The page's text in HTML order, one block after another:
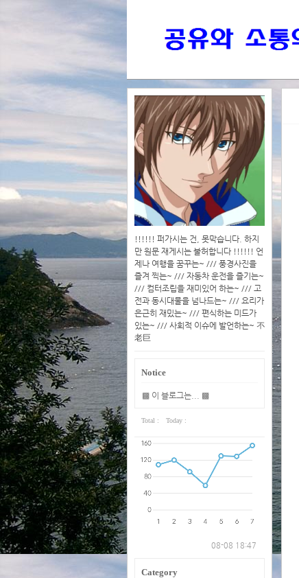
!!!!!! 퍼가시는 건, 못막습니다. 하지
만 원문 재게시는 불허합니다 !!!!!! 언
제나 여행을 꿈꾸는~ /// 풍경사진을
즐겨 찍는~ /// 자동차 운전을 즐기는~
/// 컴터조립을 재미있어 하는~ /// 고
전과 동시대물을 넘나드는~ /// 요리가
은근히 재밌는~ /// 편식하는 미드가
있는~ /// 사회적 이슈에 발언하는~ 不
老巨
Notice
▩ 이 블로그는... ▩
Total : Today :
08-08 18:47
Category